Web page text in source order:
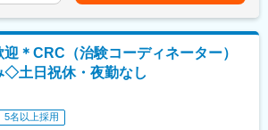
当社の製品やシステムが、24時間止めてはなら
心安全や、医療従事者の負担軽減に大きく貢献
つ製品：
チな分野で、業界トップクラスのシェアを誇る製
す。寡占市場だからこそ、競合製品を使っている
ェアを獲得するか試行錯誤する面白さがありま
無く、事業所のインストラクター全体で顧客の
ます。
て、設定の変更や運用フローの見直し提案等を
。
、訪問のどちらも発生しますが、イメージとし
介護はリモートでの対応となる場合が多いで
迎＊CRC（治験コーディネーター）
土日祝休・夜勤なし
5名以上採用